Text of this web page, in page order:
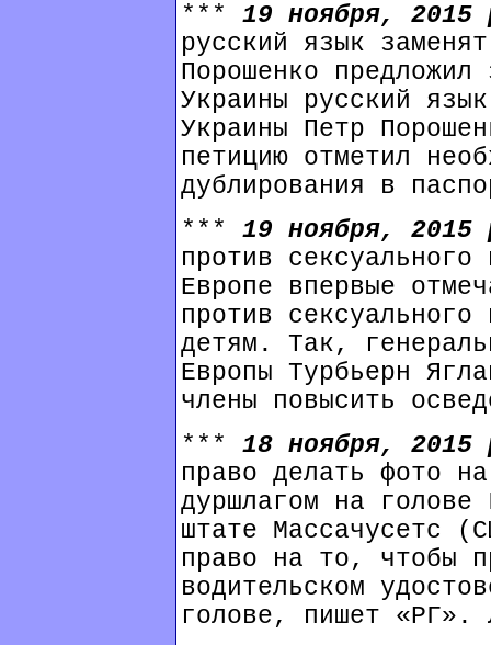
*** 19 ноября,
русский язык
Порошенко
Украины русский
Украины Петр
петицию отметил
дублирования в
*** 19 ноября,
против
Европе впервые
против
детям. Так,
Европы Турбьерн
члены повысить
*** 18 ноября,
право делать фото
дуршлагом на голове
штате Массачусетс
право на то, чтобы
водительском
голове, пишет